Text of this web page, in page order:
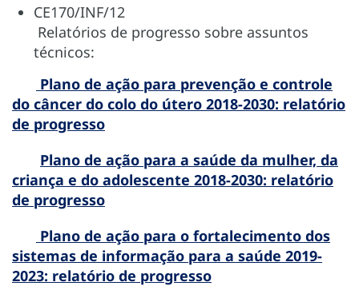
CE170/INF/12
Relatórios de progresso sobre assuntos
técnicos:
Plano de ação para prevenção e controle
do câncer do colo do útero 2018-2030: relatório
de progresso
Plano de ação para a saúde da mulher, da
criança e do adolescente 2018-2030: relatório
de progresso
Plano de ação para o fortalecimento dos
sistemas de informação para a saúde 2019-
2023: relatório de progresso